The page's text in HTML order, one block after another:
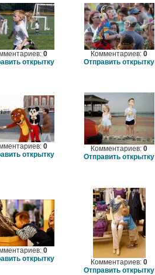
0
открытку
Комментариев: 0
Отправить открытку
0
открытку
Комментариев: 0
Отправить открытку
0
открытку
Комментариев: 0
Отправить открытку